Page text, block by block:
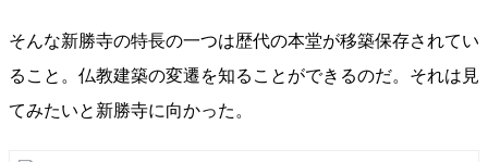
そんな新勝寺の特長の一つは歴代の本堂が移築保存されてい
ること。仏教建築の変遷を知ることができるのだ。それは見
てみたいと新勝寺に向かった。